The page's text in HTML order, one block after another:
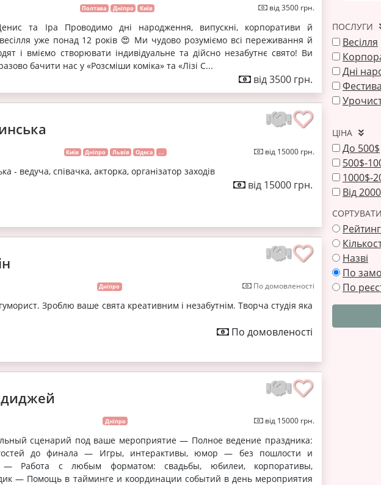
ПОСЛУГИ
Весілля
Дні
ЦІНА
До 500$
500$-
1000$-
Від
Назві
По
По
Полтава Дніпро Київ від 3500 грн.
та Іра Проводимо дні народження, випускні, корпоративи й
весілля уже понад 12 років 😍 Ми чудово розуміємо всі переживання й
і вміємо створювати індивідуальне та дійсно незабутнє свято! Ви
бачити нас у «Розсміши коміка» та «Лізі С...
від 3500 грн.
Київ Дніпро Львів Одеса ... від 15000 грн.
- ведуча, співачка, акторка, організатор заходів
від 15000 грн.
Дніпро По домовленості
Зроблю ваше свята креативним і незабутнім. Творча студія яка
По домовленості
Дніпро від 15000 грн.
сценарий под ваше мероприятие — Полное ведение праздника:
до финала — Игры, интерактивы, юмор — без пошлости и
— Работа с любым форматом: свадьбы, юбилеи, корпоративы,
— Помощь в тайминге и координации событий в день мероприятия